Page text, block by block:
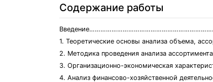
Содержание работы
1. Теоретические основы анализа объема,
2. Методика проведения анализа
3. Организационно-экономическая
4. Анализ финансово-хозяйственной